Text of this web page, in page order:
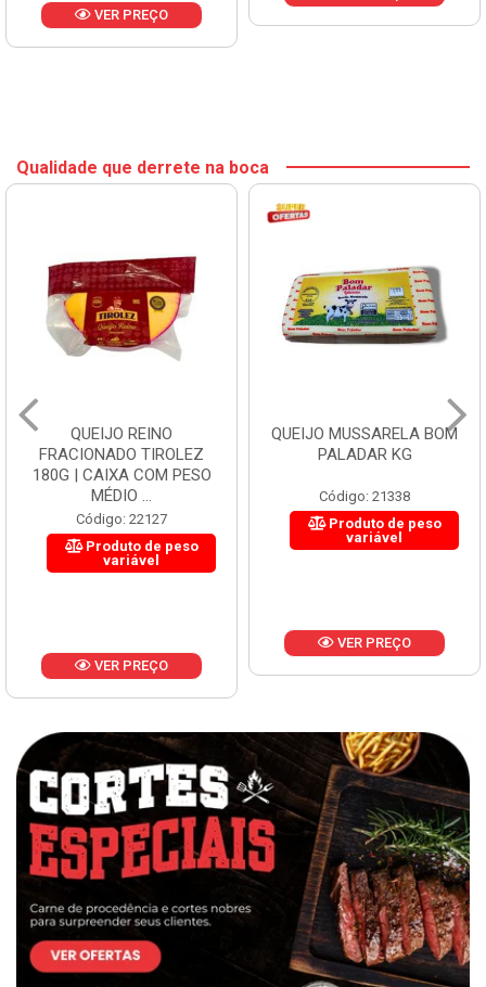
VER PREÇO
Qualidade que derrete na boca
QUEIJO REINO
FRACIONADO TIROLEZ
180G | CAIXA COM PESO
MÉDIO ...
Código: 22127
Produto de peso
variável
VER PREÇO
QUEIJO MUSSARELA BOM
PALADAR KG
Código: 21338
Produto de peso
variável
VER PREÇO